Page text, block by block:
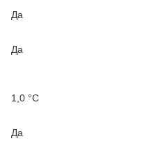
Да
Да
1,0 °С
Да